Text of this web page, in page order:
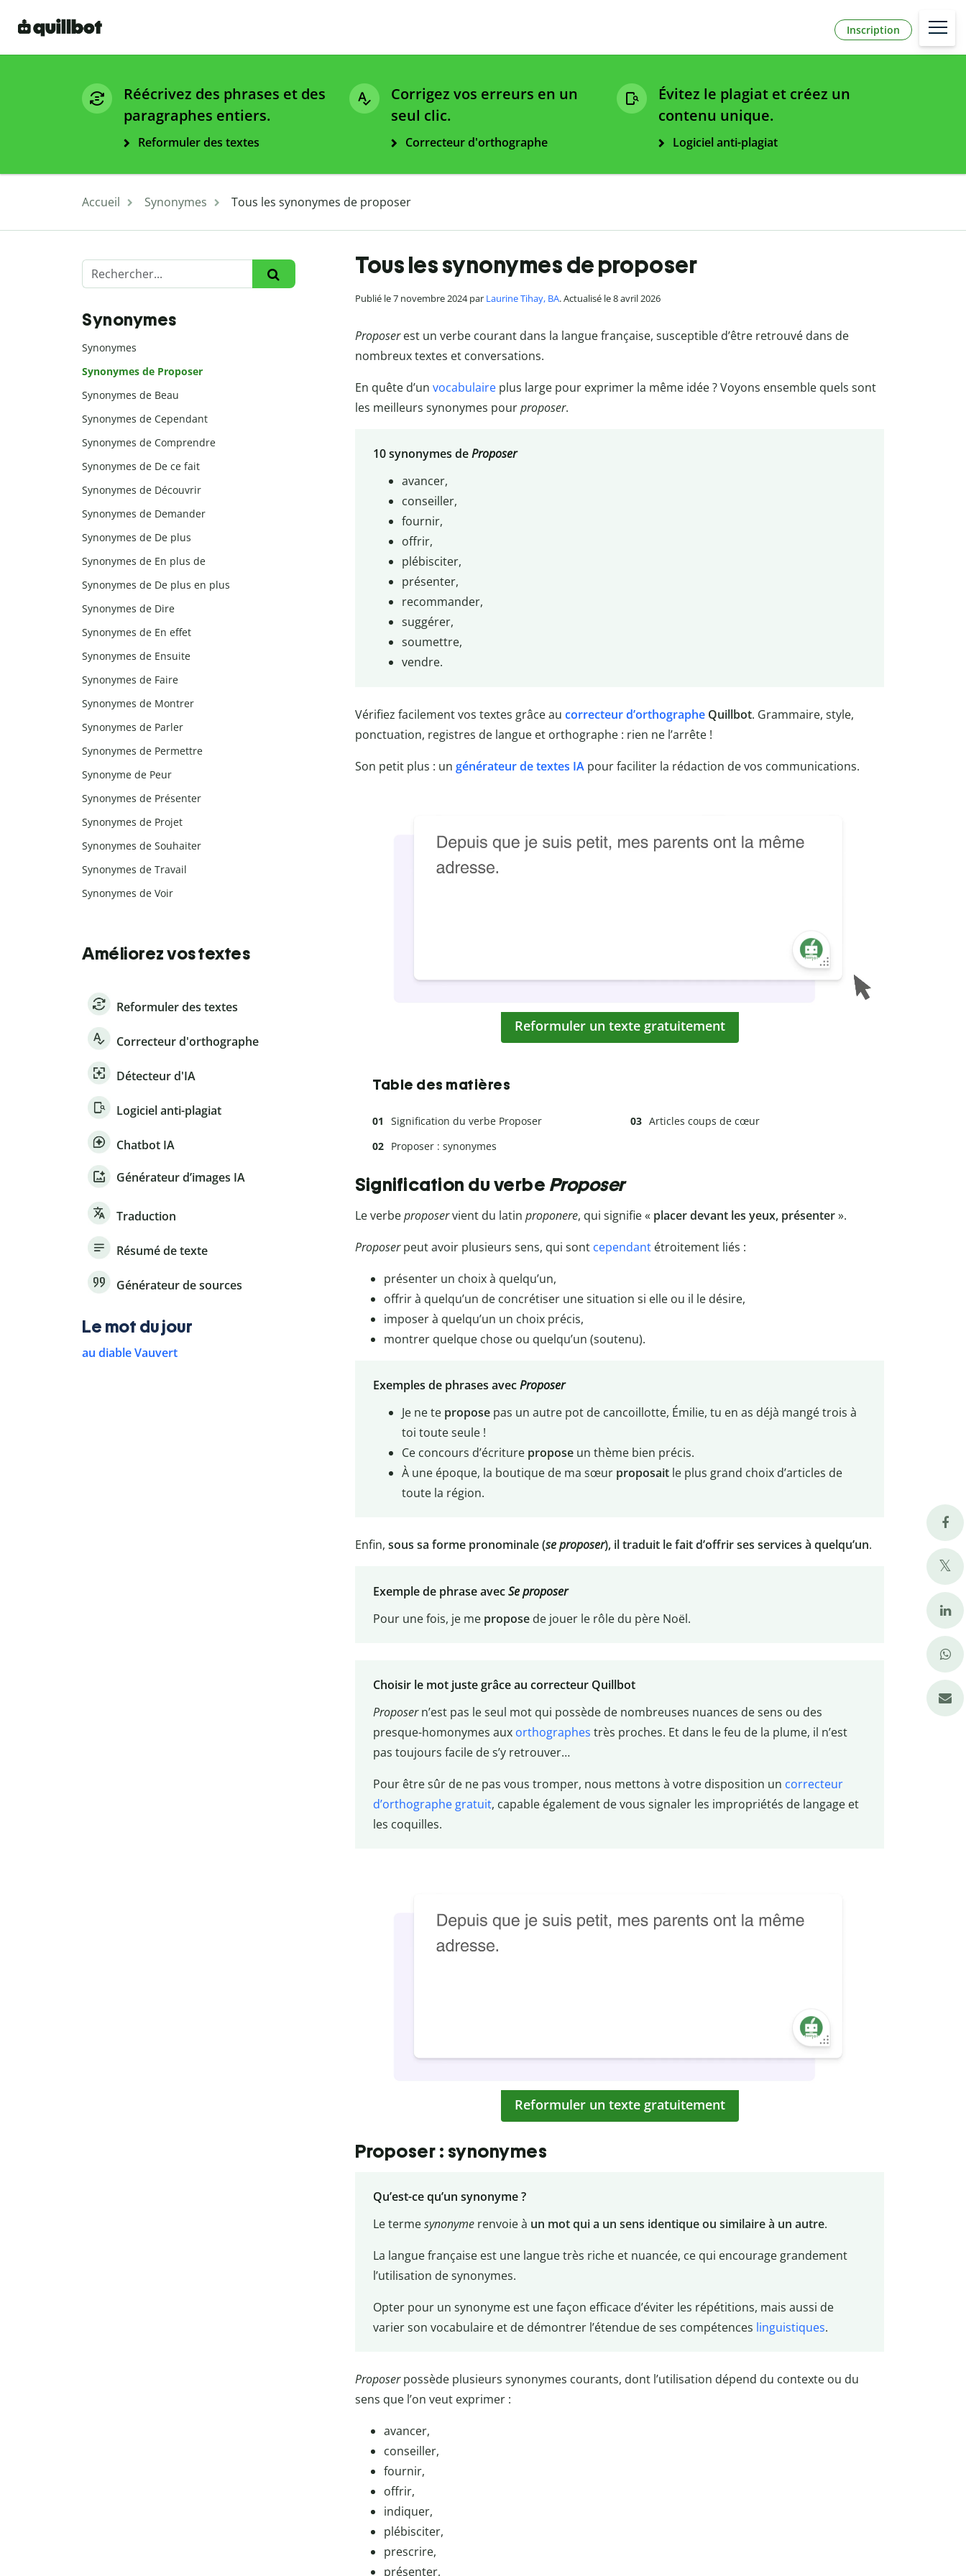
Inscription
Réécrivez des phrases et des
paragraphes entiers.
Reformuler des textes
Corrigez vos erreurs en un
seul clic.
Correcteur d'orthographe
Évitez le plagiat et créez un
contenu unique.
Logiciel anti-plagiat
Accueil Synonymes Tous les synonymes de proposer
Tous les synonymes de proposer
Publié le 7 novembre 2024 par Laurine Tihay, BA. Actualisé le 8 avril 2026
Proposerest un verbe courant dans la langue française, susceptible d’être retrouvé dans de
nombreux textes et conversations.
En quête d’un vocabulaire plus large pour exprimer la même idée ? Voyons ensemble quels sont
les meilleurs synonymes pourproposer.
10 synonymes deProposer
avancer,
conseiller,
fournir,
offrir,
plébisciter,
présenter,
recommander,
suggérer,
soumettre,
vendre.
Vérifiez facilement vos textes grâce au correcteur d’orthographe Quillbot. Grammaire, style,
ponctuation, registres de langue et orthographe : rien ne l’arrête !
Son petit plus : un générateur de textes IA pour faciliter la rédaction de vos communications.
Reformuler un texte gratuitement
Table des matières
Signification du verbe Proposer
Proposer : synonymes
Articles coups de cœur
Signification du verbe Proposer
Le verbeproposervient du latin proponere, qui signifie « placer devant les yeux, présenter».
Proposerpeut avoir plusieurs sens, qui sont cependant étroitement liés :
présenter un choix à quelqu’un,
offrir à quelqu’un de concrétiser une situation si elle ou il le désire,
imposer à quelqu’un un choix précis,
montrer quelque chose ou quelqu’un (soutenu).
Exemples de phrases avecProposer
Je ne te proposepas un autre pot de cancoillotte, Émilie, tu en as déjà mangé trois à
toi toute seule !
Ce concours d’écriture proposeun thème bien précis.
À une époque, la boutique de ma sœur proposaitle plus grand choix d’articles de
toute la région.
Enfin, sous sa forme pronominale (se proposer), il traduit le fait d’offrir ses services à quelqu’un.
Exemple de phrase avecSe proposer
Pour une fois, je me proposede jouer le rôle du père Noël.
Choisir le mot juste grâce au correcteur Quillbot
Proposern’est pas le seul mot qui possède de nombreuses nuances de sens ou des
presque-homonymes aux orthographes très proches. Et dans le feu de la plume, il n’est
pas toujours facile de s’y retrouver…
Pour être sûr de ne pas vous tromper, nous mettons à votre disposition un correcteur
d’orthographe gratuit, capable également de vous signaler les impropriétés de langage et
les coquilles.
Reformuler un texte gratuitement
Proposer : synonymes
Qu’est-ce qu’un synonyme ?
Le termesynonymerenvoie à un mot qui a un sens identique ou similaire à un autre.
La langue française est une langue très riche et nuancée, ce qui encourage grandement
l’utilisation de synonymes.
Opter pour un synonyme est une façon efficace d’éviter les répétitions, mais aussi de
varier son vocabulaire et de démontrer l’étendue de ses compétences linguistiques.
Proposerpossède plusieurs synonymes courants, dont l’utilisation dépend du contexte ou du
sens que l’on veut exprimer :
avancer,
conseiller,
fournir,
offrir,
indiquer,
plébisciter,
prescrire,
présenter,
Synonymes
Synonymes
Synonymes de Proposer
Synonymes de Beau
Synonymes de Cependant
Synonymes de Comprendre
Synonymes de De ce fait
Synonymes de Découvrir
Synonymes de Demander
Synonymes de De plus
Synonymes de En plus de
Synonymes de De plus en plus
Synonymes de Dire
Synonymes de En effet
Synonymes de Ensuite
Synonymes de Faire
Synonymes de Montrer
Synonymes de Parler
Synonymes de Permettre
Synonyme de Peur
Synonymes de Présenter
Synonymes de Projet
Synonymes de Souhaiter
Synonymes de Travail
Synonymes de Voir
Améliorez vos textes
Reformuler des textes
Correcteur d'orthographe
Détecteur d'IA
Logiciel anti-plagiat
Chatbot IA
Générateur d’images IA
Traduction
Résumé de texte
Générateur de sources
Le mot du jour
au diable Vauvert